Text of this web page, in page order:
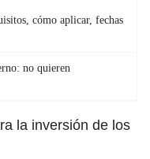
cómo aplicar, fechas
no quieren
la inversión de los